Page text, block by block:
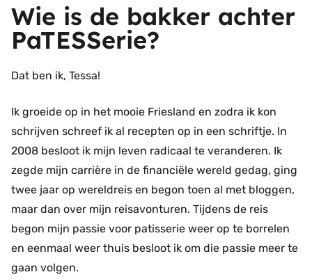
Wie is de bakker achter
PaTESSerie?
Dat ben ik, Tessa!
Ik groeide op in het mooie Friesland en zodra ik kon
schrijven schreef ik al recepten op in een schriftje. In
2008 besloot ik mijn leven radicaal te veranderen. Ik
zegde mijn carrière in de financiële wereld gedag, ging
twee jaar op wereldreis en begon toen al met bloggen,
maar dan over mijn reisavonturen. Tijdens de reis
begon mijn passie voor patisserie weer op te borrelen
en eenmaal weer thuis besloot ik om die passie meer te
gaan volgen.